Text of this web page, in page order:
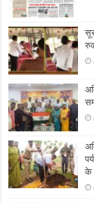
के